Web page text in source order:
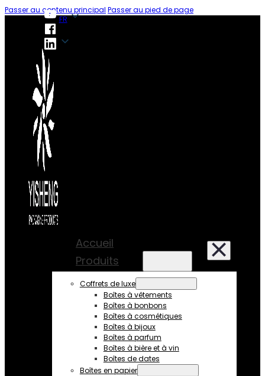
Passer au contenu principal Passer au pied de page
FR
Accueil
Produits
Coffrets de luxe
Boîtes à vêtements
Boîtes à bonbons
Boîtes à cosmétiques
Boîtes à bijoux
Boîtes à parfum
Boîtes à bière et à vin
Boîtes de dates
Boîtes en papier